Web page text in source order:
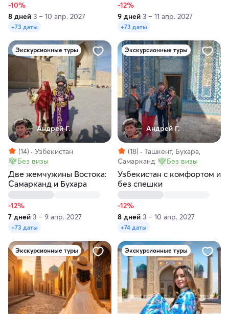
-10%
8 дней 3 – 10 апр. 2027
+73 даты
-12%
9 дней 3 – 11 апр. 2027
+73 даты
Экскурсионные туры
Андрей Г.
(14)
Узбекистан
Без визы
Две жемчужины Востока:
Самарканд и Бухара
-12%
7 дней 3 – 9 апр. 2027
+73 даты
Экскурсионные туры
Андрей Г.
(18)
Ташкент, Бухара,
Самарканд
Без визы
Узбекистан с комфортом и
без спешки
-12%
8 дней 3 – 10 апр. 2027
+74 даты
Экскурсионные туры Экскурсионные туры